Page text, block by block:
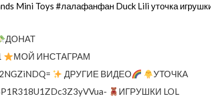
Mini Toys #лалафанфан Duck Lili уточка
ДОНАТ
МОЙ ИНСТАГРАМ
ДРУГИЕ ВИДЕО
УТОЧКА
ИГРУШКИ LOL